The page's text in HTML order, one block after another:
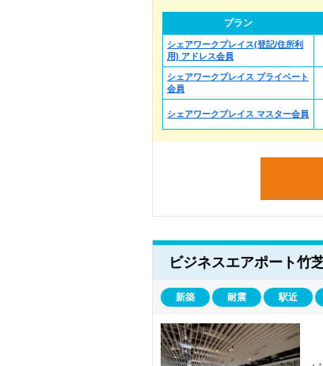
プラン
シェアワークプレイス(登記/住所利
用) アドレス会員
シェアワークプレイス プライベート
会員
シェアワークプレイス マスター会員
ビジネスエアポート竹
新築 耐震 駅近